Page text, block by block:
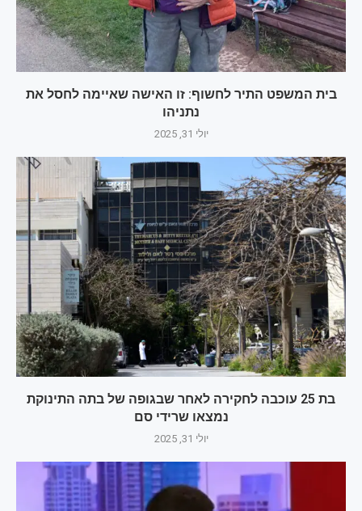
בית המשפט התיר לחשוף: זו האישה שאיימה לחסל את
נתניהו
יולי 31, 2025
בת 25 עוכבה לחקירה לאחר שבגופה של בתה התינוקת
נמצאו שרידי סם
יולי 31, 2025